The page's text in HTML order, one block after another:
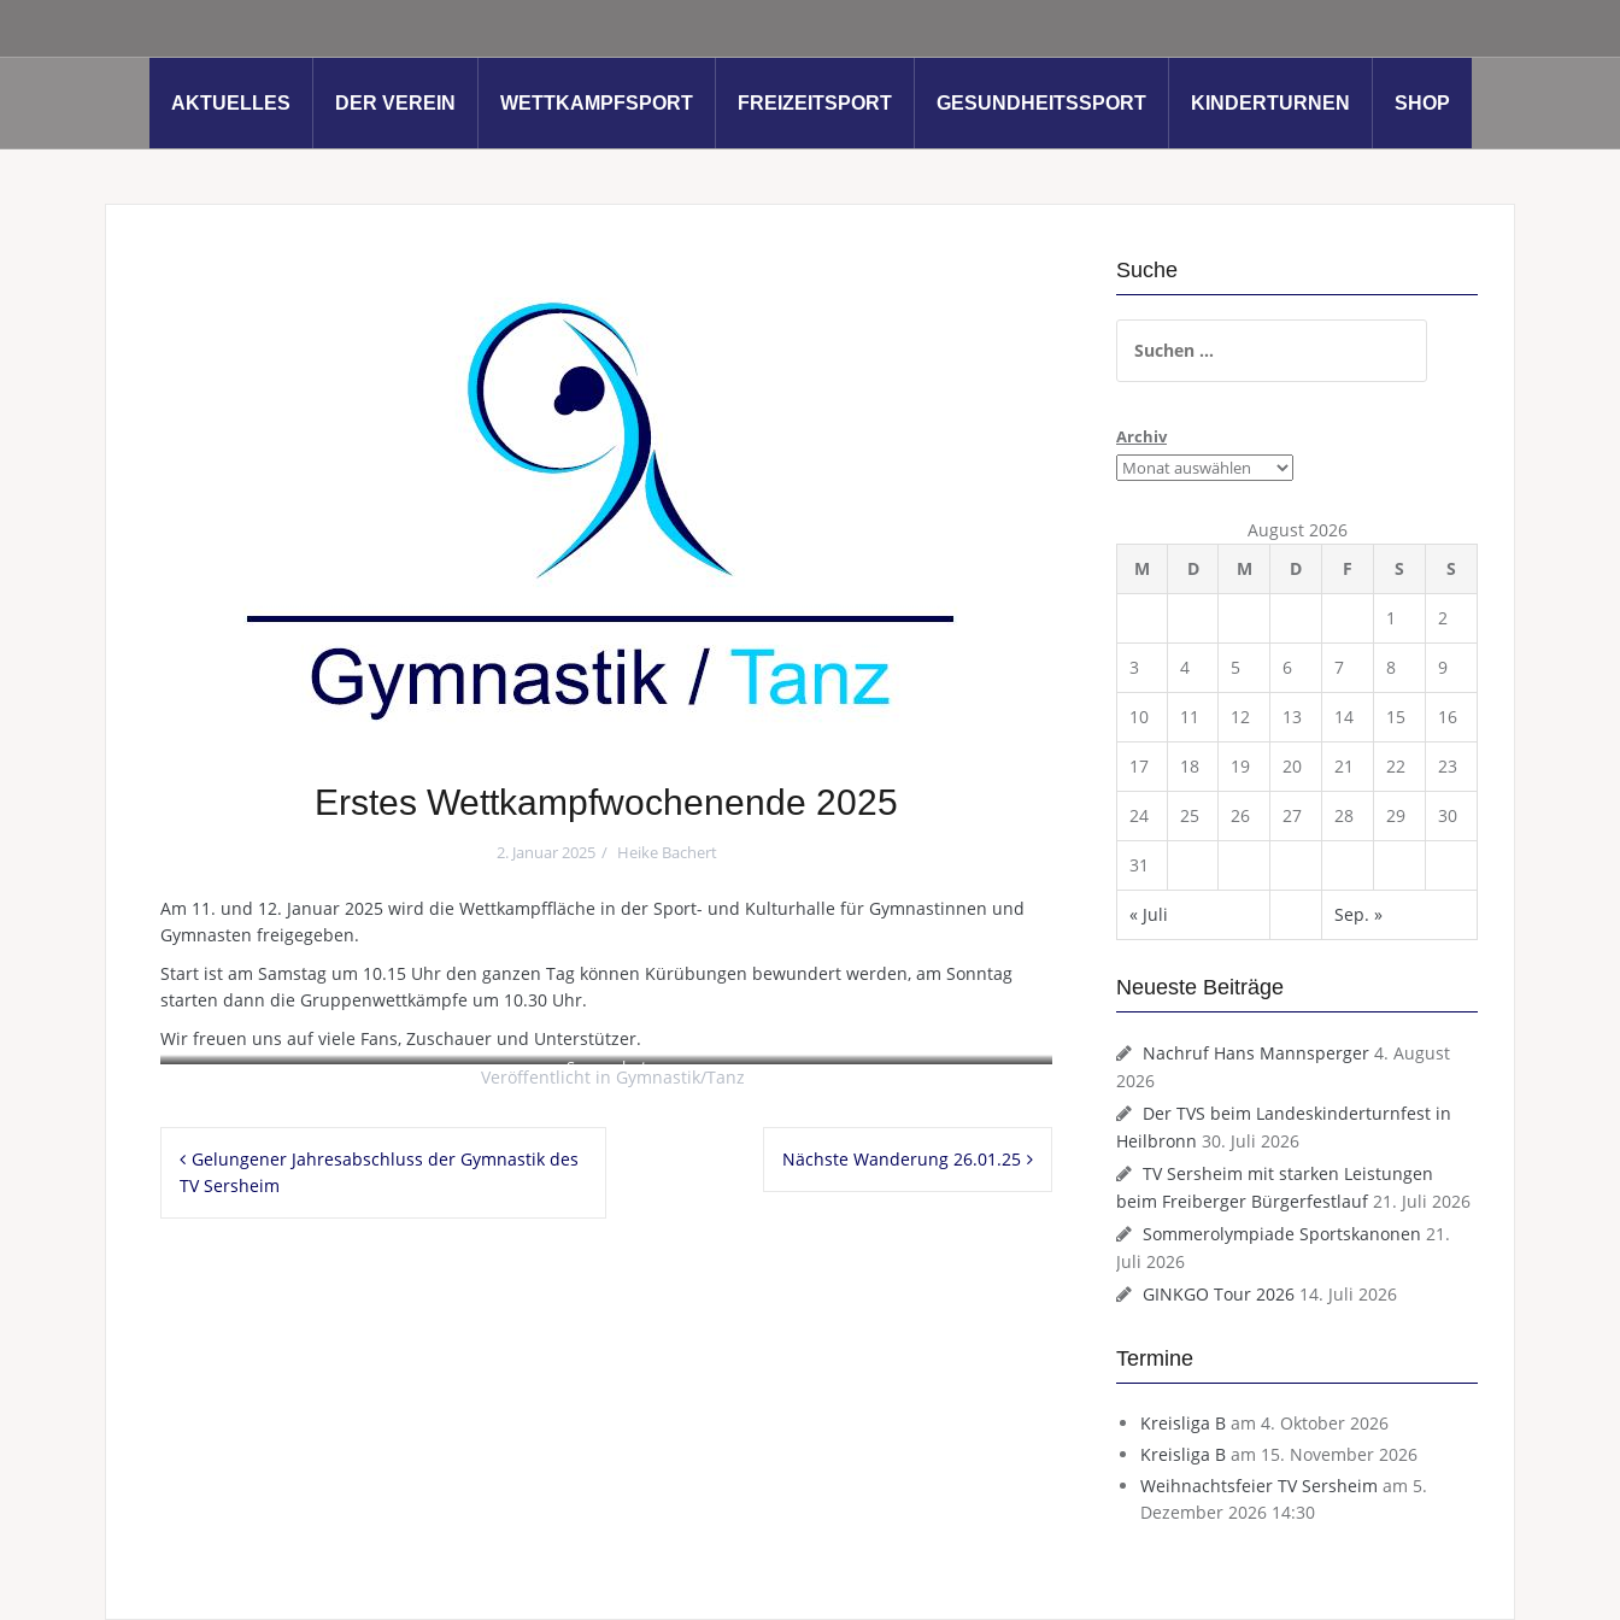
AKTUELLES DER VEREIN WETTKAMPFSPORT FREIZEITSPORT GESUNDHEITSSPORT KINDERTURNEN SHOP
Erstes Wettkampfwochenende 2025
2. Januar 2025 Heike Bachert
Am 11. und 12. Januar 2025 wird die Wettkampffläche in der Sport- und Kulturhalle für Gymnastinnen und
Gymnasten freigegeben.
Start ist am Samstag um 10.15 Uhr den ganzen Tag können Kürübungen bewundert werden, am Sonntag
starten dann die Gruppenwettkämpfe um 10.30 Uhr.
Wir freuen uns auf viele Fans, Zuschauer und Unterstützer.
Screenshot
Veröffentlicht in Gymnastik/Tanz
Beitragsnavigation
Gelungener Jahresabschluss der Gymnastik des
TV Sersheim
Nächste Wanderung 26.01.25
Suche
nach:
Archiv
August 2026
M
D M D F S S
1 2
3 4 5 6 7 8 9
10 11 12 13 14 15 16
17 18 19 20 21 22 23
24 25 26 27 28 29 30
31
« Juli Sep. »
Neueste Beiträge
Nachruf Hans Mannsperger 4. August
2026
Der TVS beim Landeskinderturnfest in
Heilbronn 30. Juli 2026
TV Sersheim mit starken Leistungen
beim Freiberger Bürgerfestlauf 21. Juli 2026
Sommerolympiade Sportskanonen 21.
Juli 2026
GINKGO Tour 2026 14. Juli 2026
Termine
Kreisliga B am 4. Oktober 2026
Kreisliga B am 15. November 2026
Weihnachtsfeier TV Sersheim am 5.
Dezember 2026 14:30